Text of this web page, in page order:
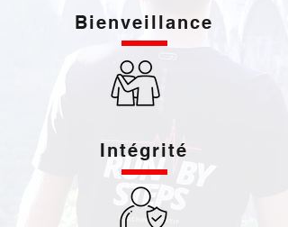
Bienveillance
Intégrité